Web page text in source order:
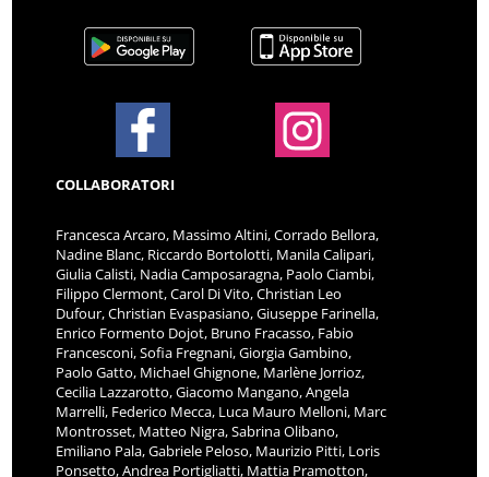
COLLABORATORI
Francesca Arcaro, Massimo Altini, Corrado Bellora,
Nadine Blanc, Riccardo Bortolotti, Manila Calipari,
Giulia Calisti, Nadia Camposaragna, Paolo Ciambi,
Filippo Clermont, Carol Di Vito, Christian Leo
Dufour, Christian Evaspasiano, Giuseppe Farinella,
Enrico Formento Dojot, Bruno Fracasso, Fabio
Francesconi, Sofia Fregnani, Giorgia Gambino,
Paolo Gatto, Michael Ghignone, Marlène Jorrioz,
Cecilia Lazzarotto, Giacomo Mangano, Angela
Marrelli, Federico Mecca, Luca Mauro Melloni, Marc
Montrosset, Matteo Nigra, Sabrina Olibano,
Emiliano Pala, Gabriele Peloso, Maurizio Pitti, Loris
Ponsetto, Andrea Portigliatti, Mattia Pramotton,